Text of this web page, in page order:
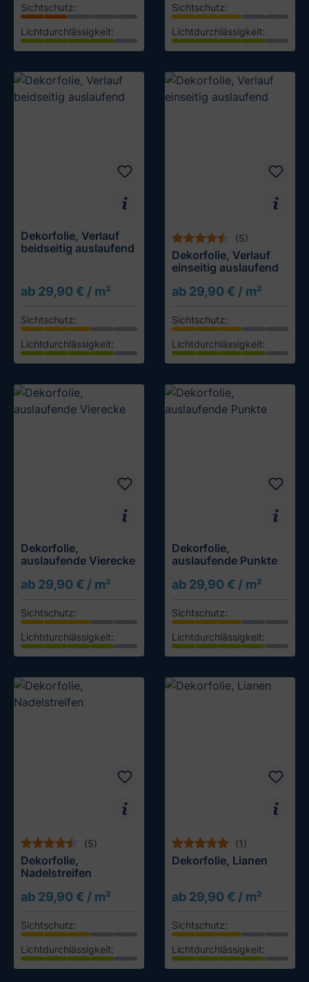
Sichtschutz:
Lichtdurchlässigkeit:
Muster testen
Sichtschutz:
Lichtdurchlässigkeit:
Dekorfolie, Verlauf
beidseitig auslaufend
ab 29,90 € / m²
Sichtschutz:
Lichtdurchlässigkeit:
(5)
Dekorfolie, Verlauf
einseitig auslaufend
ab 29,90 € / m²
Sichtschutz:
Lichtdurchlässigkeit:
Dekorfolie,
auslaufende Vierecke
ab 29,90 € / m²
Sichtschutz:
Lichtdurchlässigkeit:
Dekorfolie,
auslaufende Punkte
ab 29,90 € / m²
Sichtschutz:
Lichtdurchlässigkeit:
(5)
Dekorfolie,
Nadelstreifen
ab 29,90 € / m²
Sichtschutz:
Lichtdurchlässigkeit:
Muster testen
(1)
Dekorfolie, Lianen
ab 29,90 € / m²
Sichtschutz:
Lichtdurchlässigkeit:
Muster testen